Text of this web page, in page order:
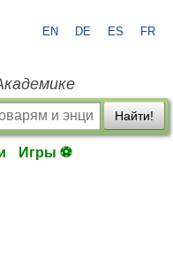
EN DE ES FR
Найти!
Игры ⚽